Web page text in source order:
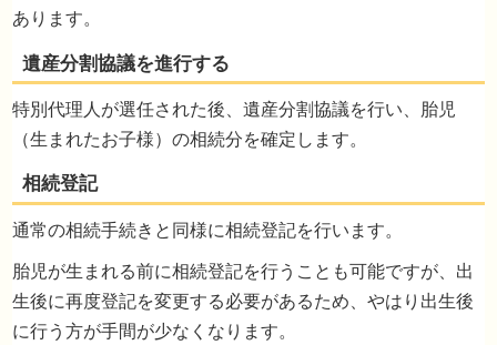
特別代理人の選任
あります。
特別代理人が選任された後、遺産分割協議を行い、胎児
（生まれたお子様）の相続分を確定します。
通常の相続手続きと同様に相続登記を行います。
胎児が生まれる前に相続登記を行うことも可能ですが、出
生後に再度登記を変更する必要があるため、やはり出生後
に行う方が手間が少なくなります。